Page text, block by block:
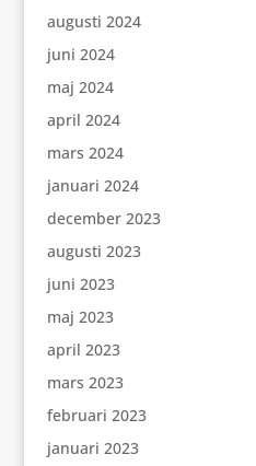
augusti 2024
juni 2024
maj 2024
april 2024
mars 2024
januari 2024
december 2023
augusti 2023
juni 2023
maj 2023
april 2023
mars 2023
februari 2023
januari 2023